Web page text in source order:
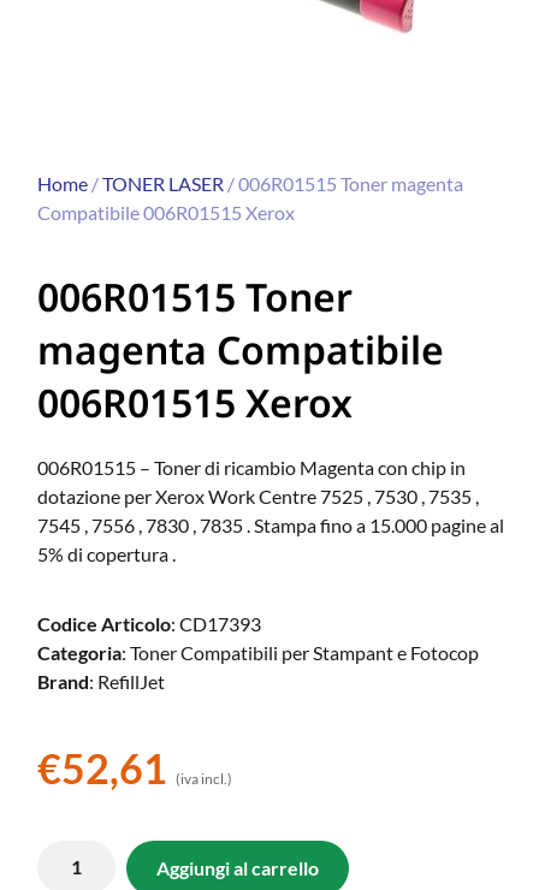
Home /TONER LASER / 006R01515 Toner magenta
Compatibile 006R01515 Xerox
006R01515 Toner
magenta Compatibile
006R01515 Xerox
006R01515 – Toner di ricambio Magenta con chip in
dotazione per Xerox Work Centre 7525 , 7530 , 7535 ,
7545 , 7556 , 7830 , 7835 . Stampa fino a 15.000 pagine al
5% di copertura .
Codice Articolo: CD17393
Categoria: Toner Compatibili per Stampant e Fotocop
Brand: RefillJet
€52,61 (iva incl.)
Aggiungi al carrello